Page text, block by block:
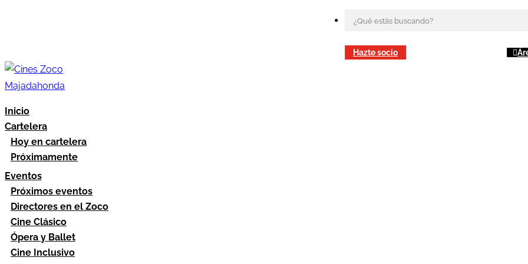
Hazte socio
Inicio
Cartelera
Hoy en cartelera
Próximamente
Eventos
Próximos eventos
Directores en el Zoco
Cine Clásico
Ópera y Ballet
Cine Inclusivo